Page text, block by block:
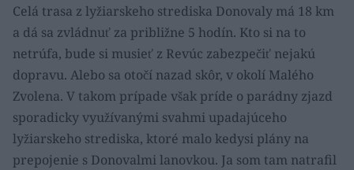
Celá trasa z lyžiarskeho strediska Donovaly má 18 km
a dá sa zvládnuť za približne 5 hodín. Kto si na to
netrúfa, bude si musieť z Revúc zabezpečiť nejakú
dopravu. Alebo sa otočí nazad skôr, v okolí Malého
Zvolena. V takom prípade však príde o parádny zjazd
sporadicky využívanými svahmi upadajúceho
lyžiarskeho strediska, ktoré malo kedysi plány na
prepojenie s Donovalmi lanovkou. Ja som tam natrafil